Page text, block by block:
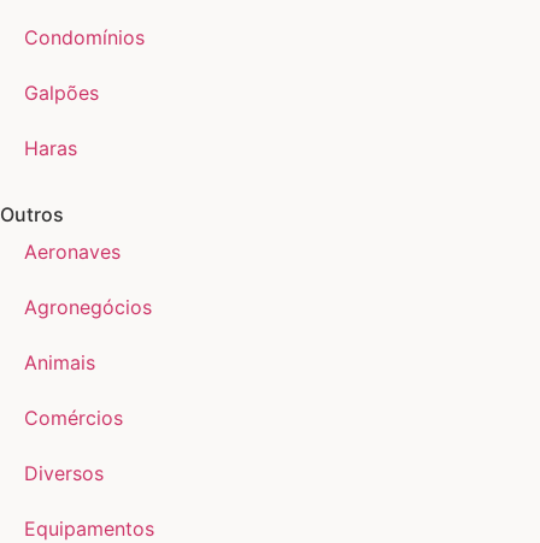
Condomínios
Galpões
Haras
Outros
Aeronaves
Agronegócios
Animais
Comércios
Diversos
Equipamentos